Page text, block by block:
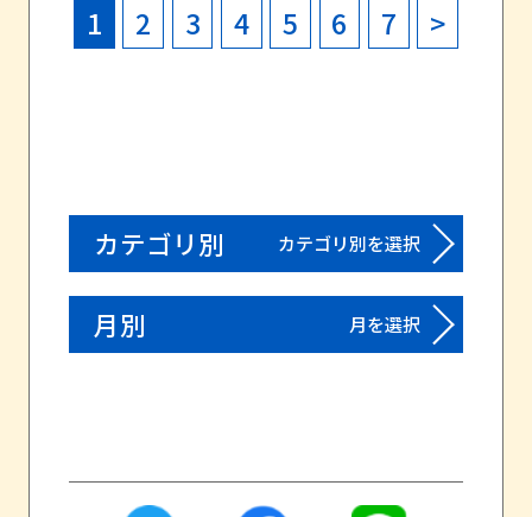
1 2 3 4 5 6 7 >
カテゴリ別 カテゴリ別を選択
月別 月を選択